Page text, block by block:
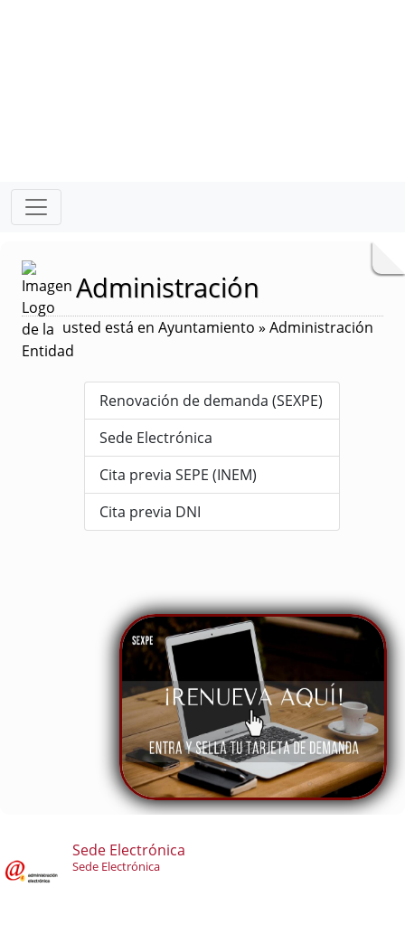
Administración
usted está en Ayuntamiento » Administración
Renovación de demanda (SEXPE)
Sede Electrónica
Cita previa SEPE (INEM)
Cita previa DNI
Sede Electrónica
Sede Electrónica